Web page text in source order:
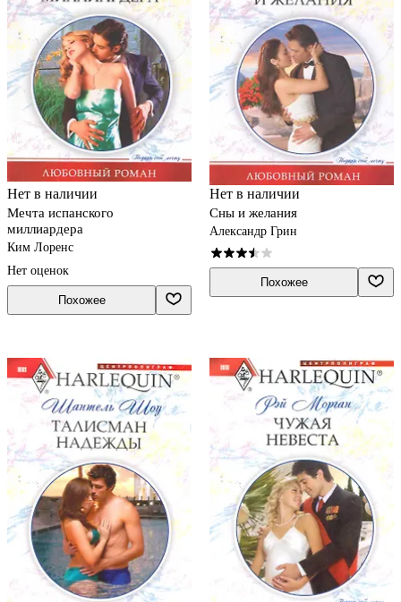
Нет в наличии
Мечта испанского
миллиардера
Ким Лоренс
Нет оценок
Похожее
Нет в наличии
Сны и желания
Александр Грин
Похожее